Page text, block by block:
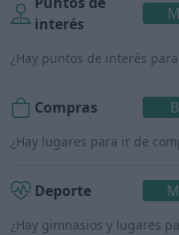
interés
¿Hay puntos de interés
Compras
¿Hay lugares para ir de
Deporte
¿Hay gimnasios y lugares